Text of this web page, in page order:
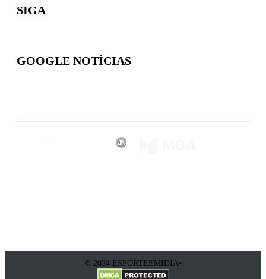
SIGA
GOOGLE NOTÍCIAS
© 2024 ESPORTEEMIDIA•